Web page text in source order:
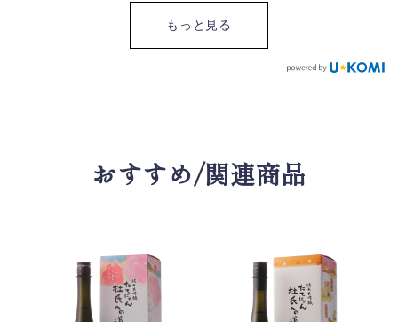
醸 #酒好き #日本の酒 #ラ
ベル可愛い #乾杯 #贅沢な
氏として成長することを
モチーフにした日本酒で
む、壮大な物語を描いて
いく全6弾のシリーズで、
ぬかを丁寧に洗い流し、
お米に合わせて秒単位で
吸水を調整し、「外硬内
軟」という、米の外側が
ワレ猫白黒 #ハチワレボー
イ #ハチワレ #九谷焼 #砥
部焼 #清月窯 #会津塗 #や
所
もっと見る
おすすめ/関連商品